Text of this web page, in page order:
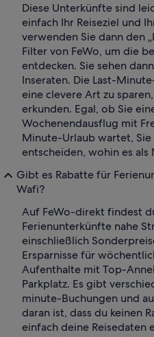
Diese Unterkünfte sind
einfach Ihr Reiseziel und
verwenden Sie dann den
Filter von FeWo, um die
entdecken. Sie sehen
Inseraten. Die Last-
eine clevere Art zu
erkunden. Egal, ob Sie
Wochenendausflug mit
Minute-Urlaub wartet, Sie
entscheiden, wohin es als
Gibt es Rabatte für
Wafi?
Auf FeWo-direkt findest
Ferienunterkünfte nahe
einschließlich
Ersparnisse für
Aufenthalte mit Top-
Parkplatz. Es gibt
minute-Buchungen und
daran ist, dass du keinen
einfach deine Reisedaten